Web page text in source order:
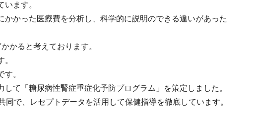
ます。
かった医療費を分析し、科学的に説明のできる違いがあった
かると考えております。
。
て「糖尿病性腎症重症化予防プログラム」を策定しました。
で、レセプトデータを活用して保健指導を徹底しています。